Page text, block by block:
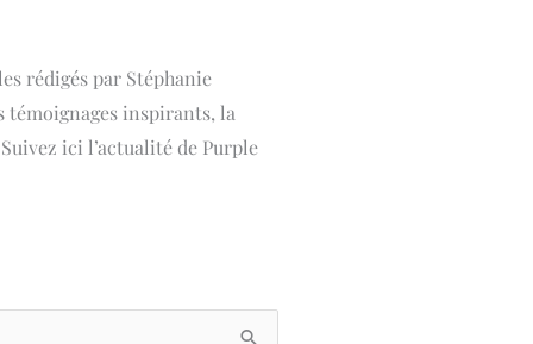
rédigés par Stéphanie
témoignages inspirants, la
ici l’actualité de Purple